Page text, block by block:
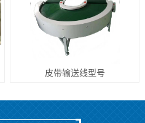
皮带输送线型号